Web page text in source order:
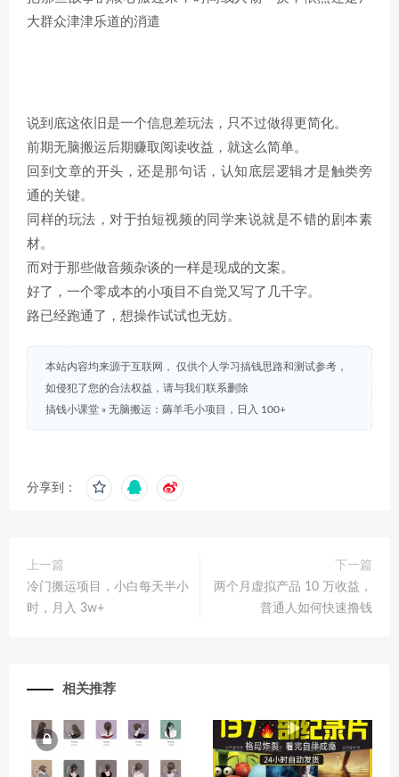
大群众津津乐道的消遣
说到底这依旧是一个信息差玩法，只不过做得更简化。
前期无脑搬运后期赚取阅读收益，就这么简单。
回到文章的开头，还是那句话，认知底层逻辑才是触类旁
通的关键。
同样的玩法，对于拍短视频的同学来说就是不错的剧本素
材。
而对于那些做音频杂谈的一样是现成的文案。
好了，一个零成本的小项目不自觉又写了几千字。
路已经跑通了，想操作试试也无妨。
本站内容均来源于互联网， 仅供个人学习搞钱思路和测试参考，
如侵犯了您的合法权益，请与我们联系删除
搞钱小课堂 » 无脑搬运：薅羊毛小项目，日入 100+
分享到：
上一篇
冷门搬运项目，小白每天半小
时，月入 3w+
下一篇
两个月虚拟产品 10 万收益，
普通人如何快速撸钱
相关推荐